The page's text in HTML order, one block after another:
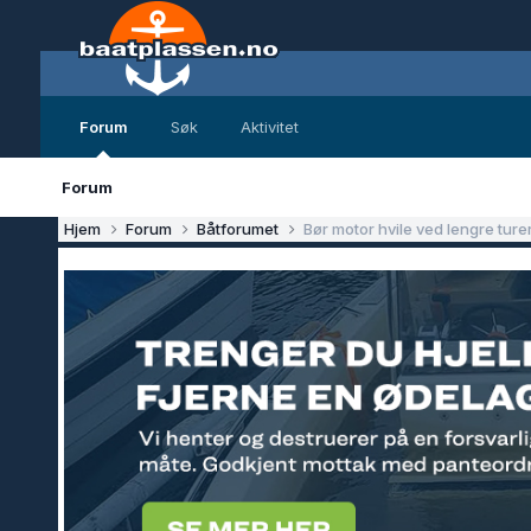
Forum
Forum
Søk Aktivitet
Hjem Forum Båtforumet Bør motor hvile ved lengre